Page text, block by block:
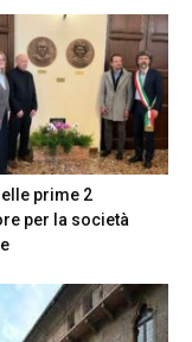
prime 2
per la società